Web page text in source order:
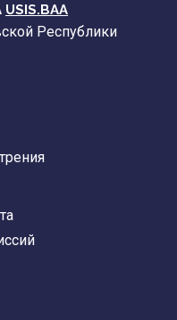
USIS.BAA
Республики